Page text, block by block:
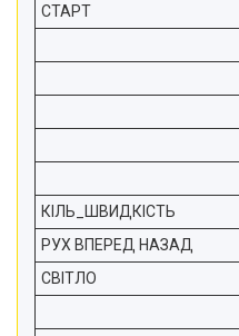
СТАРТ
КІЛЬ_ШВИДКІСТЬ
РУХ ВПЕРЕД НАЗАД
СВІТЛО